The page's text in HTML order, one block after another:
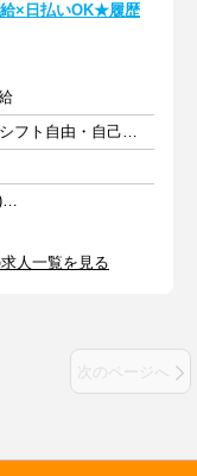
×日払いOK★履歴
週2日以上 1日3時間以上 シフト自由・自己申告
(1)博多駅 (2)天神駅 (3)大橋駅
人一覧を見る
次のページへ